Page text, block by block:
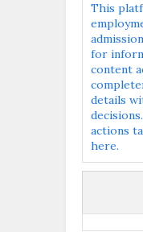
This
for
content
details
actions
here.